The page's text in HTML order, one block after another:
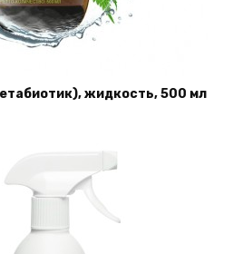
жидкость, 500 мл